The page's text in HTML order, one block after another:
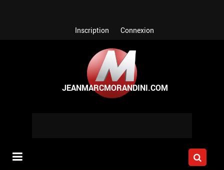
Inscription Connexion